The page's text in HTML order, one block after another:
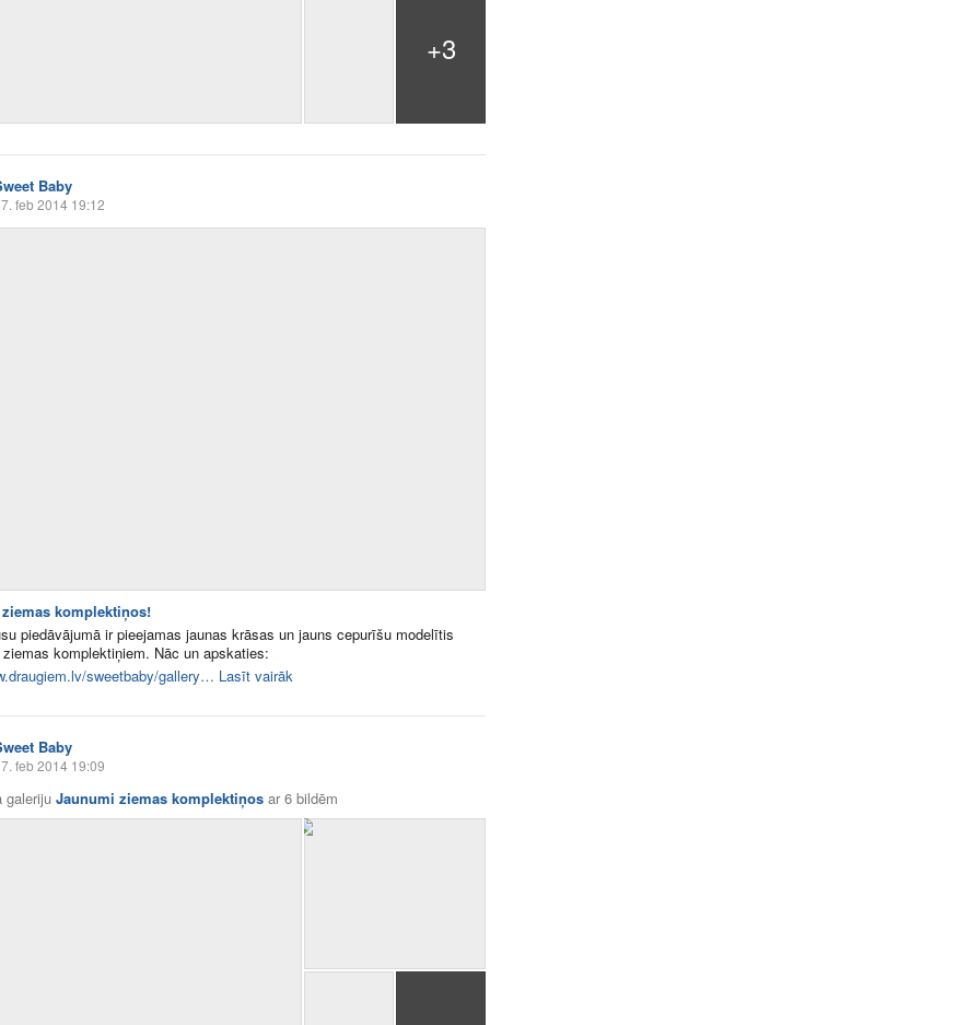
+3
Baby
feb 2014 19:12
komplektiņos!
piedāvājumā ir pieejamas jaunas krāsas un jauns cepurīšu modelītis
komplektiņiem. Nāc un apskaties:
sweetbaby/gallery… Lasīt vairāk
Baby
feb 2014 19:09
galeriju Jaunumi ziemas komplektiņos ar6 bildēm